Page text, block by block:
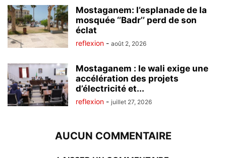
Mostaganem: l’esplanade de la
mosquée ‘’Badr’’ perd de son
éclat
reflexion - août 2, 2026
Mostaganem : le wali exige une
accélération des projets
d’électricité et...
reflexion - juillet 27, 2026
AUCUN COMMENTAIRE